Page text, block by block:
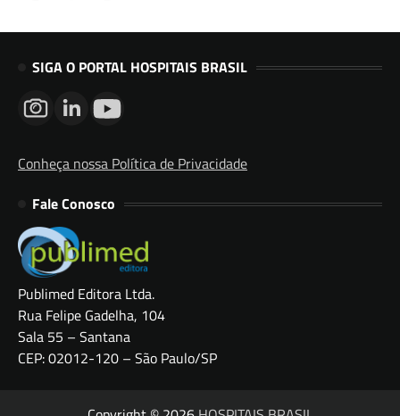
SIGA O PORTAL HOSPITAIS BRASIL
Conheça nossa Política de Privacidade
Fale Conosco
Publimed Editora Ltda.
Rua Felipe Gadelha, 104
Sala 55 – Santana
CEP: 02012-120 – São Paulo/SP